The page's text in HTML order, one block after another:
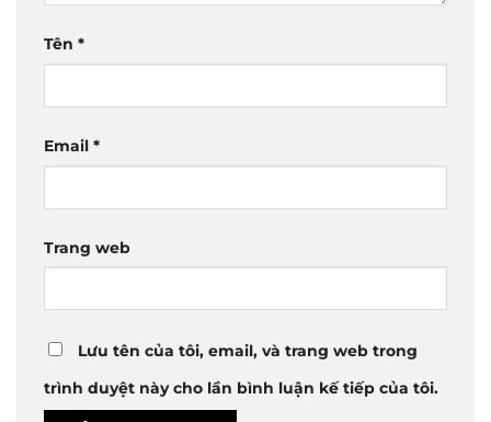
Tên *
Email *
Trang web
Lưu tên của tôi, email, và trang web trong
trình duyệt này cho lần bình luận kế tiếp của tôi.